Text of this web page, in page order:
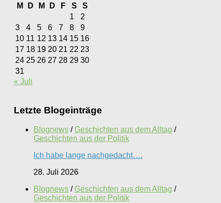
M
D M D F S
S
1
2
3
4 5 6 7 8
9
10 11 12 13 14 15 16
17 18 19 20 21 22 23
24 25 26 27 28 29 30
31
« Juli
Letzte Blogeinträge
Blognews / Geschichten aus dem Alltag /
Geschichten aus der Politik
Ich habe lange nachgedacht….
28. Juli 2026
Blognews / Geschichten aus dem Alltag /
Geschichten aus der Politik